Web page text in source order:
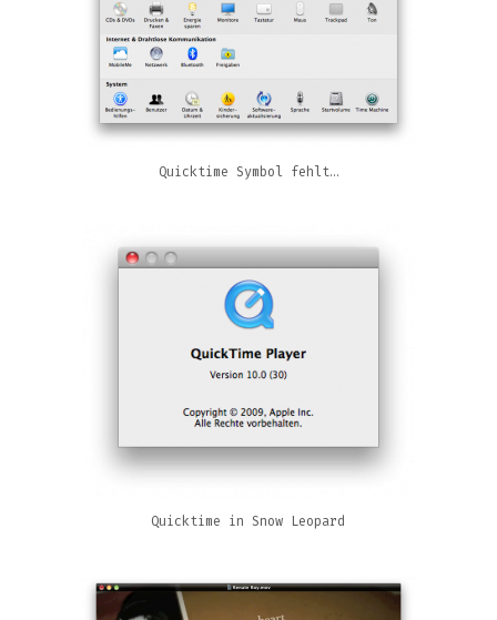
Quicktime Symbol fehlt…
Quicktime in Snow Leopard